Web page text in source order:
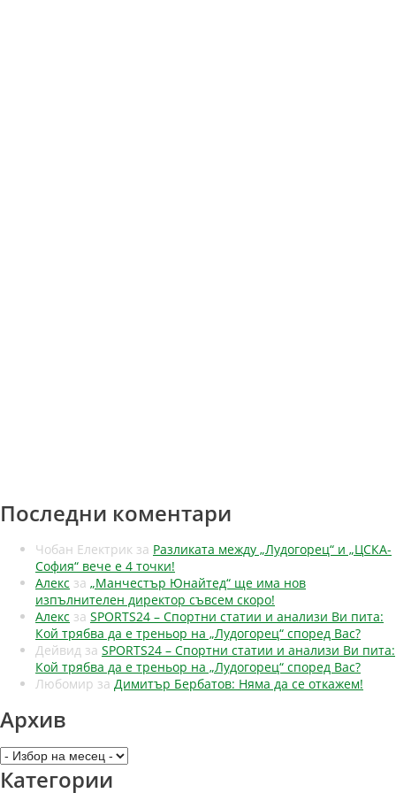
Последни коментари
Чобан Електрик за Разликата между „Лудогорец“ и „ЦСКА-
София“ вече е 4 точки!
Алекс за „Манчестър Юнайтед“ ще има нов
изпълнителен директор съвсем скоро!
Алекс за SPORTS24 – Спортни статии и анализи Ви пита:
Кой трябва да е треньор на „Лудогорец“ според Вас?
Дейвид за SPORTS24 – Спортни статии и анализи Ви пита:
Кой трябва да е треньор на „Лудогорец“ според Вас?
Любомир за Димитър Бербатов: Няма да се откажем!
Архив
Архив
Категории